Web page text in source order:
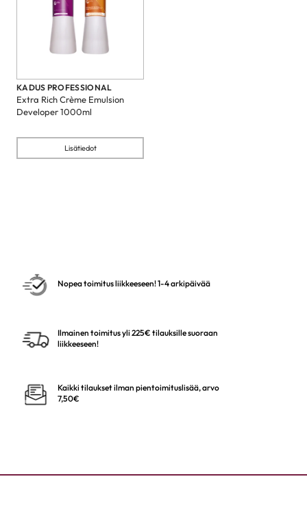
KADUS PROFESSIONAL
Extra Rich Crème Emulsion
Developer 1000ml
Lisätiedot
Nopea toimitus liikkeeseen! 1-4 arkipäivää
Ilmainen toimitus yli 225€ tilauksille suoraan
liikkeeseen!
Kaikki tilaukset ilman pientoimituslisää, arvo
7,50€